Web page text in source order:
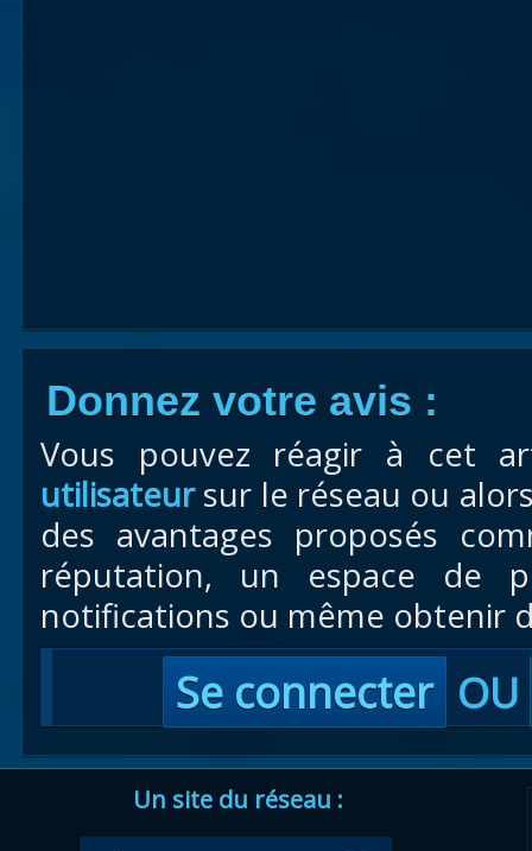
Donnez votre avis :
Vous pouvez réagir à cet
utilisateursur le réseau ou
des avantages proposés
réputation, un espace de
notifications ou même obtenir
Se connecter OU
Un site du réseau :